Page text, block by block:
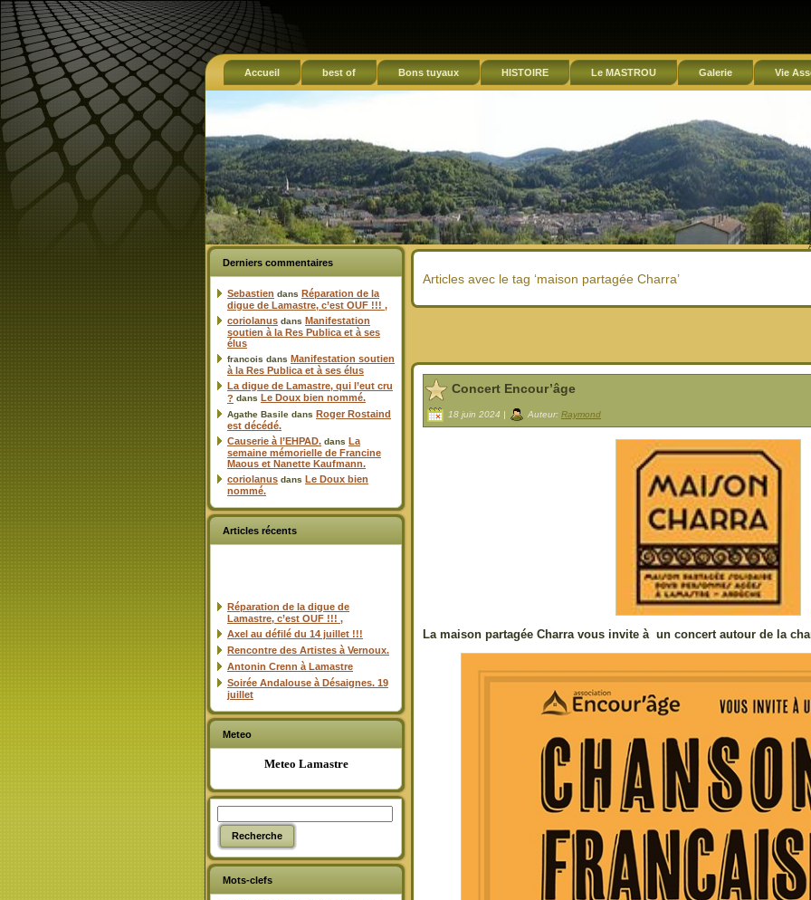
Accueil best of Bons tuyaux HISTOIRE Le MASTROU Galerie Vie
Derniers commentaires
Sebastien dans Réparation de la
digue de Lamastre, c’est OUF !!! ,
coriolanus dans Manifestation
soutien à la Res Publica et à ses
élus
francois dans Manifestation soutien
à la Res Publica et à ses élus
La digue de Lamastre, qui l’eut cru
? dans Le Doux bien nommé.
Agathe Basile dans Roger Rostaind
est décédé.
Causerie à l’EHPAD. dans La
semaine mémorielle de Francine
Maous et Nanette Kaufmann.
coriolanus dans Le Doux bien
nommé.
Articles récents
Réparation de la digue de
Lamastre, c’est OUF !!! ,
Axel au défilé du 14 juillet !!!
Rencontre des Artistes à Vernoux.
Antonin Crenn à Lamastre
Soirée Andalouse à Désaignes. 19
juillet
Meteo
Meteo Lamastre
Mots-clefs
Articles avec le tag ‘maison partagée Charra’
Concert Encour’âge
18 juin 2024 | Auteur: Raymond
La maison partagée Charra vous invite à un concert autour de la